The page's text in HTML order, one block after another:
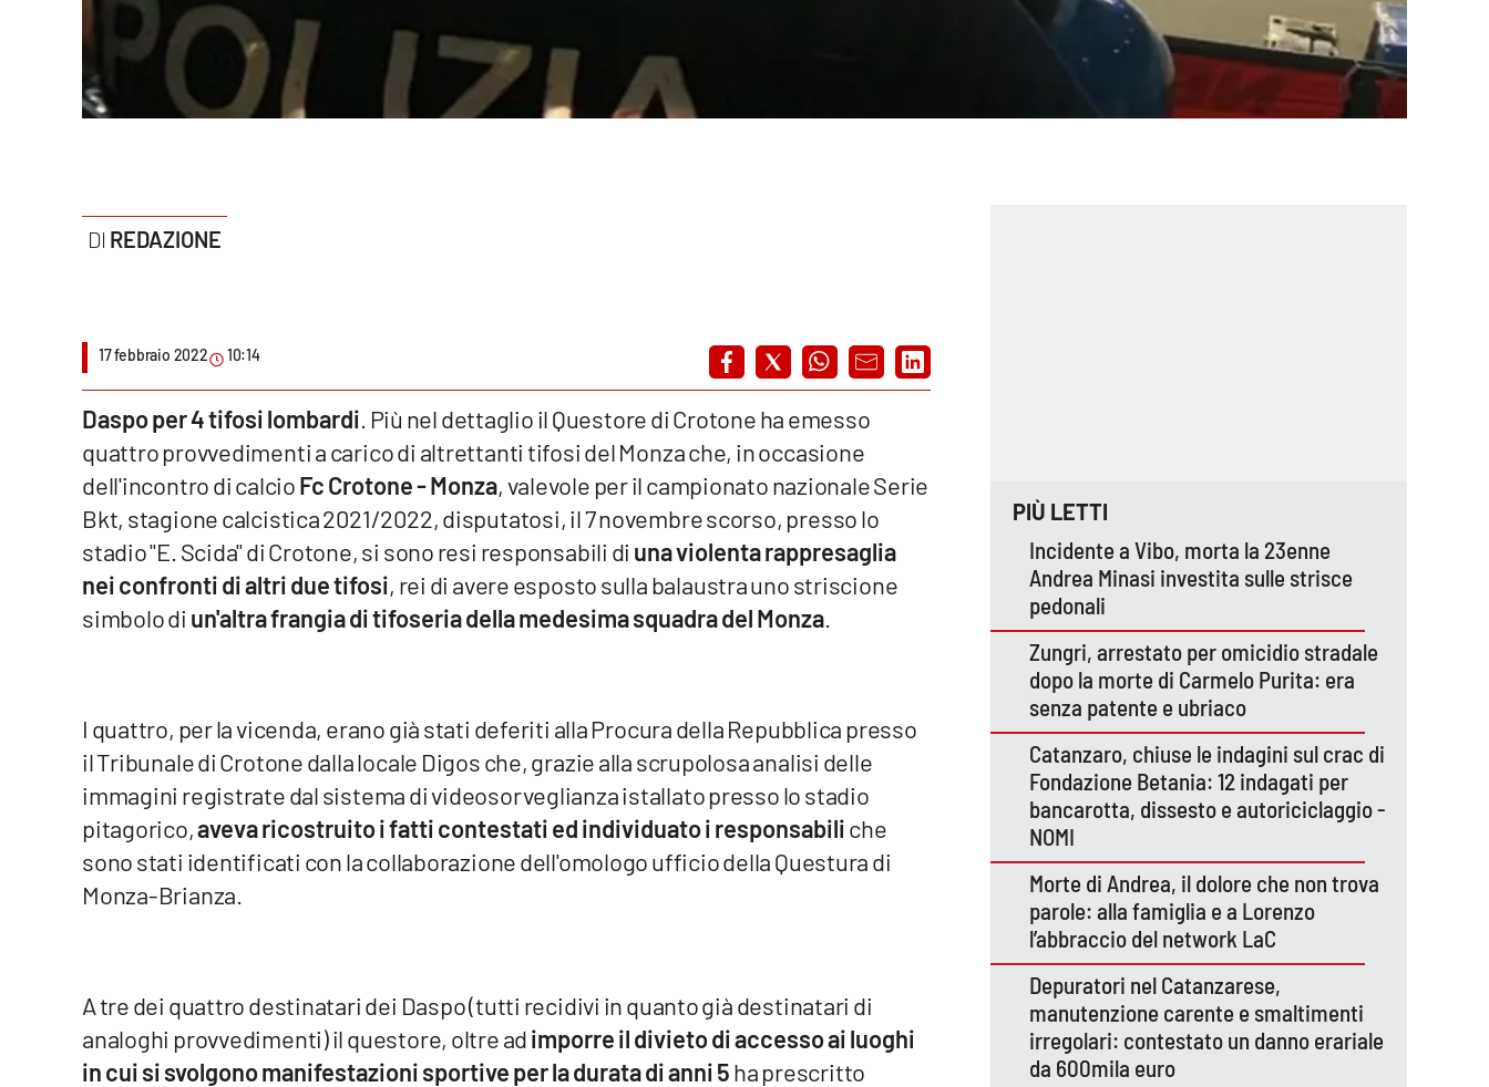
Parchi Marini Calabria
Imprese Di Calabria
Venti di comunicazione
Streaming
LaC Network
Vibo Valentia
Lamezia Terme
REDAZIONE
17 febbraio 2022 10:14
Daspo per 4 tifosi lombardi . Più nel dettaglio il Questore di Crotone ha emesso
quattro provvedimenti a carico di altrettanti tifosi del Monza che, in occasione
dell'incontro di calcioFc Crotone - Monza, valevole per il campionato nazionale Serie
Bkt, stagione calcistica 2021/2022, disputatosi, il 7 novembre scorso, presso lo
stadio "E. Scida" di Crotone, si sono resi responsabili di una violenta rappresaglia
nei confronti di altri due tifosi, rei di avere esposto sulla balaustra uno striscione
simbolo di un'altra frangia di tifoseria della medesima squadra del Monza.
I quattro, per la vicenda, erano già stati deferiti alla Procura della Repubblica presso
il Tribunale di Crotone dalla locale Digos che, grazie alla scrupolosa analisi delle
immagini registrate dal sistema di videosorveglianza istallato presso lo stadio
pitagorico,aveva ricostruito i fatti contestati ed individuato i responsabiliche
sono stati identificati con la collaborazione dell'omologo ufficio della Questura di
Monza-Brianza.
A tre dei quattro destinatari dei Daspo (tutti recidivi in quanto già destinatari di
analoghi provvedimenti) il questore, oltre adimporre il divieto di accesso ai luoghi
in cui si svolgono manifestazioni sportive per la durata di anni 5ha prescritto
PIÙ LETTI
Incidente a Vibo, morta la 23enne
Andrea Minasi investita sulle strisce
pedonali
Zungri, arrestato per omicidio stradale
dopo la morte di Carmelo Purita: era
senza patente e ubriaco
Catanzaro, chiuse le indagini sul crac di
Fondazione Betania: 12 indagati per
bancarotta, dissesto e autoriciclaggio -
NOMI
Morte di Andrea, il dolore che non trova
parole: alla famiglia e a Lorenzo
l’abbraccio del network LaC
Depuratori nel Catanzarese,
manutenzione carente e smaltimenti
irregolari: contestato un danno erariale
da 600mila euro